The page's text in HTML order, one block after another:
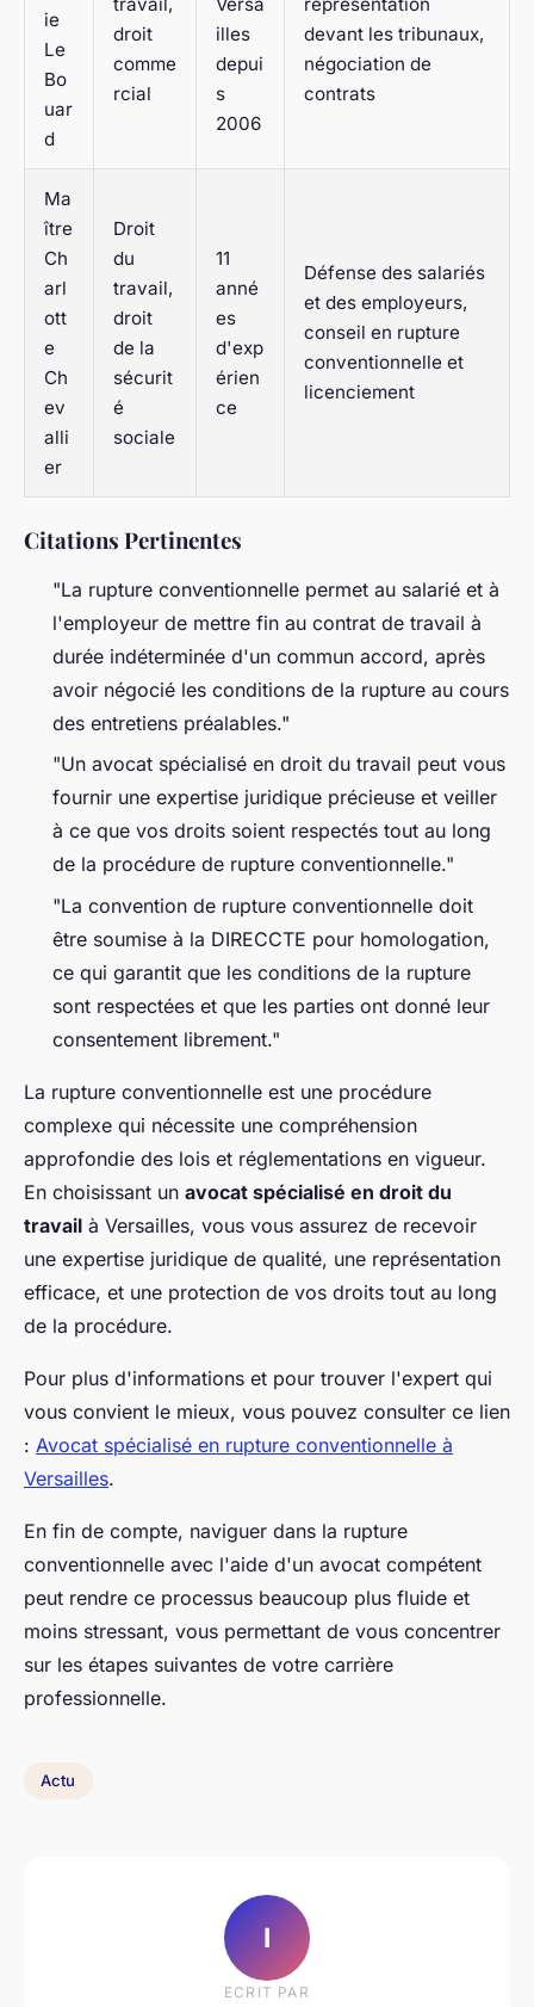
ie
Le
Bo
uar
d
droit
comme
rcial
illes
depui
s
2006
devant les tribunaux,
négociation de
contrats
Ma
ître
Ch
arl
ott
e
Ch
ev
alli
er
Droit
du
travail,
droit
de la
sécurit
é
sociale
11
anné
es
d'exp
érien
ce
Défense des salariés
et des employeurs,
conseil en rupture
conventionnelle et
licenciement
Citations Pertinentes
"La rupture conventionnelle permet au salarié et à
l'employeur de mettre fin au contrat de travail à
durée indéterminée d'un commun accord, après
avoir négocié les conditions de la rupture au cours
des entretiens préalables."
"Un avocat spécialisé en droit du travail peut vous
fournir une expertise juridique précieuse et veiller
à ce que vos droits soient respectés tout au long
de la procédure de rupture conventionnelle."
"La convention de rupture conventionnelle doit
être soumise à la DIRECCTE pour homologation,
ce qui garantit que les conditions de la rupture
sont respectées et que les parties ont donné leur
consentement librement."
La rupture conventionnelle est une procédure
complexe qui nécessite une compréhension
approfondie des lois et réglementations en vigueur.
En choisissant un avocat spécialisé en droit du
travail à Versailles, vous vous assurez de recevoir
une expertise juridique de qualité, une représentation
efficace, et une protection de vos droits tout au long
de la procédure.
Pour plus d'informations et pour trouver l'expert qui
vous convient le mieux, vous pouvez consulter ce lien
: Avocat spécialisé en rupture conventionnelle à
Versailles.
En fin de compte, naviguer dans la rupture
conventionnelle avec l'aide d'un avocat compétent
peut rendre ce processus beaucoup plus fluide et
moins stressant, vous permettant de vous concentrer
sur les étapes suivantes de votre carrière
professionnelle.
Actu
I
ECRIT PAR